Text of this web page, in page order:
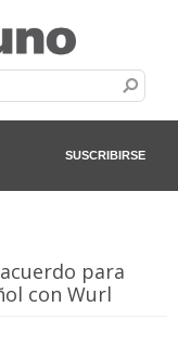
SUSCRIBIRSE
para
con Wurl